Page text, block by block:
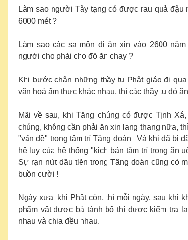
Làm sao người Tây tạng có được rau quả đậu
6000 mét ?
Làm sao các sa môn đi ăn xin vào 2600
người cho phải cho đồ ăn chay ?
Khi bước chân những thầy tu Phật giáo đi
văn hoá ẩm thực khác nhau, thì các thầy tu đó
Mãi về sau, khi Tăng chúng có được Tịnh
chúng, không cần phải ăn xin lang thang nữa,
"vấn đề" trong tâm trí Tăng đoàn ! Và khi đã bị
hệ luỵ của hệ thống "kịch bản tâm trí trong ăn
Sự rạn nứt đầu tiên trong Tăng đoàn cũng có
buồn cười !
Ngày xưa, khi Phật còn, thì mỗi ngày, sau khi
phẩm vật được bá tánh bố thí được kiểm tra
nhau và chia đều nhau.